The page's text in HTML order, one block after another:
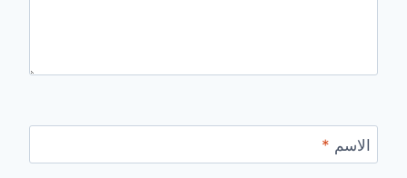
الاسم *